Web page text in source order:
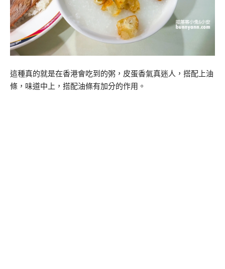
這種真的就是在香港會吃到的粥，皮蛋香氣真迷人，搭配上油
條，味道中上，搭配油條有加分的作用。